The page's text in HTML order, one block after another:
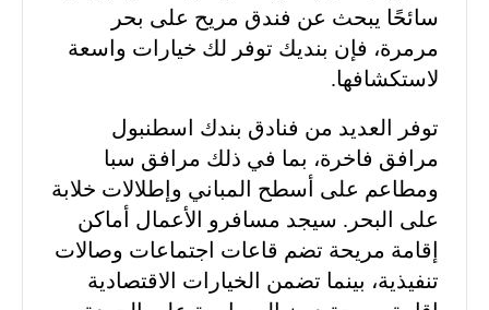
سائحًا يبحث عن فندق مريح على بحر
مرمرة، فإن بنديك توفر لك خيارات واسعة
لاستكشافها.
توفر العديد من فنادق بندك اسطنبول
مرافق فاخرة، بما في ذلك مرافق سبا
ومطاعم على أسطح المباني وإطلالات خلابة
على البحر. سيجد مسافرو الأعمال أماكن
إقامة مريحة تضم قاعات اجتماعات وصالات
تنفيذية، بينما تضمن الخيارات الاقتصادية